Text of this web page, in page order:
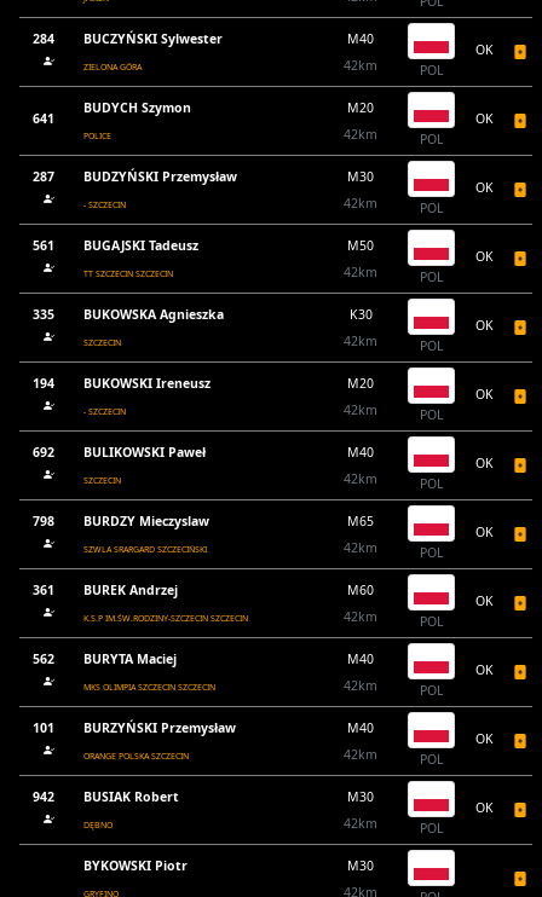
284 BUCZYŃSKI Sylwester
ZIELONA GÓRA
M40
42km
POL
OK
641
BUDYCH Szymon
POLICE
M20
42km
POL
OK
287 BUDZYŃSKI Przemysław
- SZCZECIN
M30
42km
POL
OK
561 BUGAJSKI Tadeusz
TT SZCZECIN SZCZECIN
M50
42km
POL
OK
335 BUKOWSKA Agnieszka
SZCZECIN
K30
42km
POL
OK
194 BUKOWSKI Ireneusz
- SZCZECIN
M20
42km
POL
OK
692 BULIKOWSKI Paweł
SZCZECIN
M40
42km
POL
OK
798 BURDZY Mieczyslaw
SZWLA SRARGARD SZCZECIŃSKI
M65
42km
POL
OK
361 BUREK Andrzej
K.S.P IM.ŚW.RODZINY-SZCZECIN SZCZECIN
M60
42km
POL
OK
562 BURYTA Maciej
MKS OLIMPIA SZCZECIN SZCZECIN
M40
42km
POL
OK
101 BURZYŃSKI Przemysław
ORANGE POLSKA SZCZECIN
M40
42km
POL
OK
942 BUSIAK Robert
DĘBNO
M30
42km
POL
OK
BYKOWSKI Piotr
GRYFINO
M30
42km